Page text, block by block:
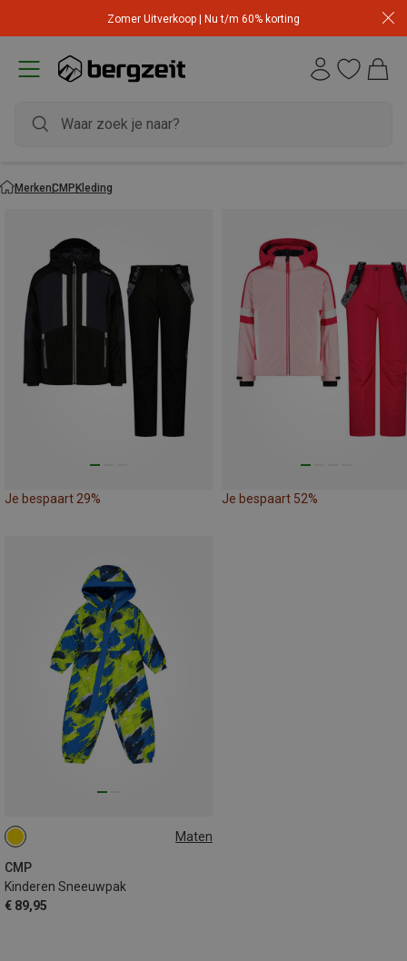
Zomer Uitverkoop | Nu t/m 60% korting
MerkenCMPKleding
Je bespaart 29% Je bespaart 52%
Maten
CMP
Kinderen Sneeuwpak
€ 89,95
98